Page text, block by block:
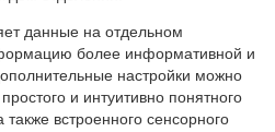
данные на отдельном
более информативной и
настройки можно
и интуитивно понятного
встроенного сенсорного